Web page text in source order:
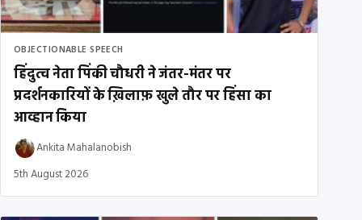
OBJECTIONABLE SPEECH
हिंदुत्व नेता पिंकी चौधरी ने जंतर-मंतर पर
प्रदर्शनकारियों के ख़िलाफ़ खुले तौर पर हिंसा का
आव्हान किया
Ankita Mahalanobish
5th August 2026